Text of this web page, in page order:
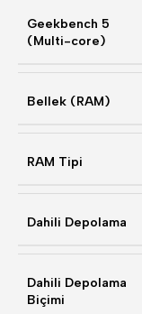
Geekbench 5
(Multi-core)
Bellek (RAM)
RAM Tipi
Dahili Depolama
Dahili Depolama
Biçimi